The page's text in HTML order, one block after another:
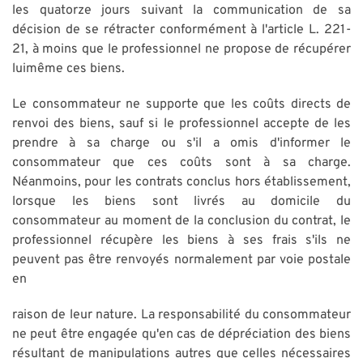
les quatorze jours suivant la communication de sa
décision de se rétracter conformément à l'article L. 221-
21, à moins que le professionnel ne propose de récupérer
luimême ces biens.
Le consommateur ne supporte que les coûts directs de
renvoi des biens, sauf si le professionnel accepte de les
prendre à sa charge ou s'il a omis d'informer le
consommateur que ces coûts sont à sa charge.
Néanmoins, pour les contrats conclus hors établissement,
lorsque les biens sont livrés au domicile du
consommateur au moment de la conclusion du contrat, le
professionnel récupère les biens à ses frais s'ils ne
peuvent pas être renvoyés normalement par voie postale
en
raison de leur nature. La responsabilité du consommateur
ne peut être engagée qu'en cas de dépréciation des biens
résultant de manipulations autres que celles nécessaires